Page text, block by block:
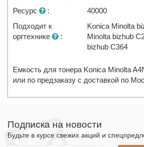
Ресурс
:
40000
Подходит к
оргтехнике
:
Konica Minolta
Minolta bizhub
bizhub C364
Емкость для тонера Konica Minolta
или по предзаказу с доставкой по
Подписка на новости
Будьте в курсе свежих акций и